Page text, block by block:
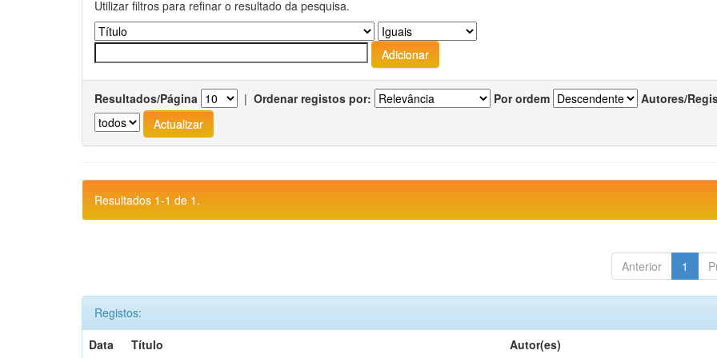
Utilizar filtros para refinar o resultado da pesquisa.
Resultados/Página | Ordenar registos por: Por ordem Autores/
Resultados 1-1 de 1.
Anterior 1
Registos:
Data
Título Autor(es)